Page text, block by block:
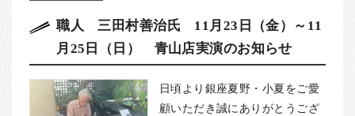
こども和食器 小夏について
ご利用ガイド
法人・飲食店のお客様
お客様の声
職人 三田村善治氏 11月23日（金）～11
月25日（日） 青山店実演のお知らせ
日頃より銀座夏野・小夏をご愛
顧いただき誠にありがとうござ